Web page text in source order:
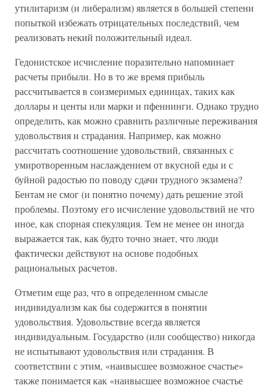
утилитаризм (и либерализм) является в большей степени
попыткой избежать отрицательных последствий, чем
реализовать некий положительный идеал.
Гедонистское исчисление поразительно напоминает
расчеты прибыли. Но в то же время прибыль
рассчитывается в соизмеримых единицах, таких как
доллары и центы или марки и пфеннинги. Однако трудно
определить, как можно сравнить различные переживания
удовольствия и страдания. Например, как можно
рассчитать соотношение удовольствий, связанных с
умиротворенным наслаждением от вкусной еды и с
буйной радостью по поводу сдачи трудного экзамена?
Бентам не смог (и понятно почему) дать решение этой
проблемы. Поэтому его исчисление удовольствий не что
иное, как спорная спекуляция. Тем не менее он иногда
выражается так, как будто точно знает, что люди
фактически действуют на основе подобных
рациональных расчетов.
Отметим еще раз, что в определенном смысле
индивидуализм как бы содержится в понятии
удовольствия. Удовольствие всегда является
индивидуальным. Государство (или сообщество) никогда
не испытывают удовольствия или страдания. В
соответствии с этим, «наивысшее возможное счастье»
также понимается как «наивысшее возможное счастье